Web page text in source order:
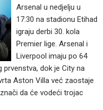
Arsenal u nedjelju u
17:30 na stadionu Etihad
igraju derbi 30. kola
Premier lige. Arsenal i
Liverpool imaju po 64
prvenstva, dok je City na
Aston Villa već zaostaje
da će vodeći trojac